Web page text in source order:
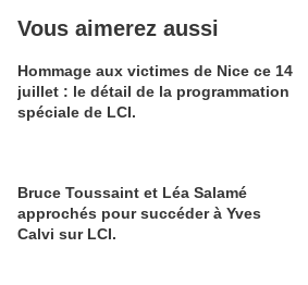
Vous aimerez aussi
Hommage aux victimes de Nice ce 14
juillet : le détail de la programmation
spéciale de LCI.
Bruce Toussaint et Léa Salamé
approchés pour succéder à Yves
Calvi sur LCI.